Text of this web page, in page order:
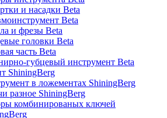
и насадки Beta
Beta
и фрезы Beta
головки Beta
часть Beta
губцевый инструмент Beta
ShiningBerg
в ложементах ShiningBerg
разное ShiningBerg
комбинированых ключей